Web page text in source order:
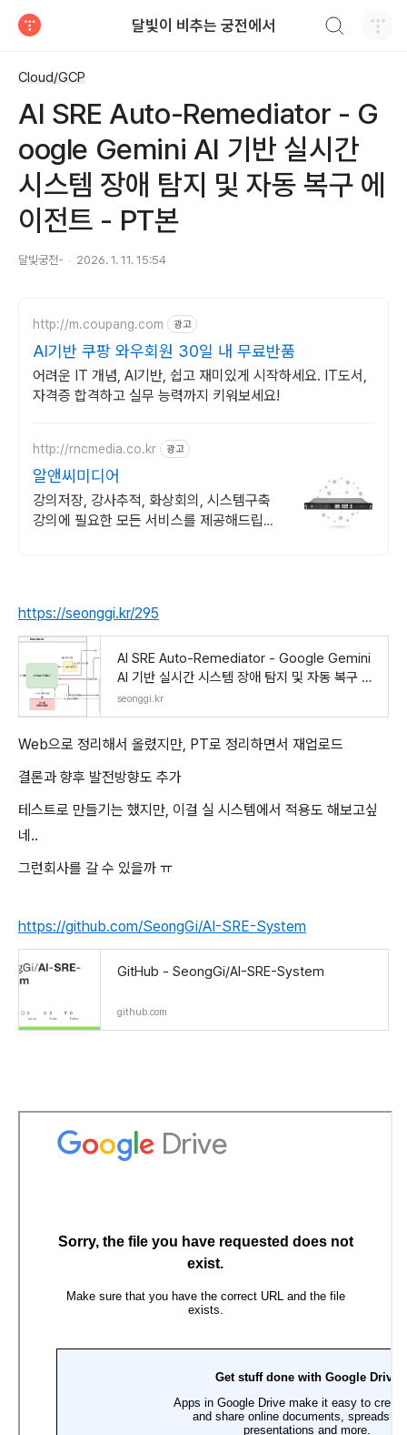
달빛이 비추는 궁전에서
Cloud/GCP
AI SRE Auto-Remediator - G
oogle Gemini AI 기반 실시간
시스템 장애 탐지 및 자동 복구 에
이전트 - PT본
달빛궁전- 2026. 1. 11. 15:54
http://m.coupang.com 광고
AI기반 쿠팡 와우회원 30일 내 무료반품
어려운 IT 개념, AI기반, 쉽고 재미있게 시작하세요. IT도서,
자격증 합격하고 실무 능력까지 키워보세요!
http://rncmedia.co.kr 광고
알앤씨미디어
강의저장, 강사추적, 화상회의, 시스템구축
강의에 필요한 모든 서비스를 제공해드립니
https://seonggi.kr/295
AI SRE Auto-Remediator - Google Gemini
AI 기반 실시간 시스템 장애 탐지 및 자동 복구 에
이전트
seonggi.kr
Web으로 정리해서 올렸지만, PT로 정리하면서 재업로드
결론과 향후 발전방향도 추가
테스트로 만들기는 했지만, 이걸 실 시스템에서 적용도 해보고싶
네..
그런회사를 갈 수 있을까 ㅠ
https://github.com/SeongGi/AI-SRE-System
GitHub - SeongGi/AI-SRE-System
github.com